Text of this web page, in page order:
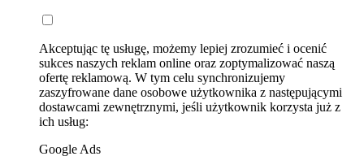
Akceptując tę usługę, możemy lepiej zrozumieć i ocenić
sukces naszych reklam online oraz zoptymalizować naszą
ofertę reklamową. W tym celu synchronizujemy
zaszyfrowane dane osobowe użytkownika z następującymi
dostawcami zewnętrznymi, jeśli użytkownik korzysta już z
ich usług:
Google Ads